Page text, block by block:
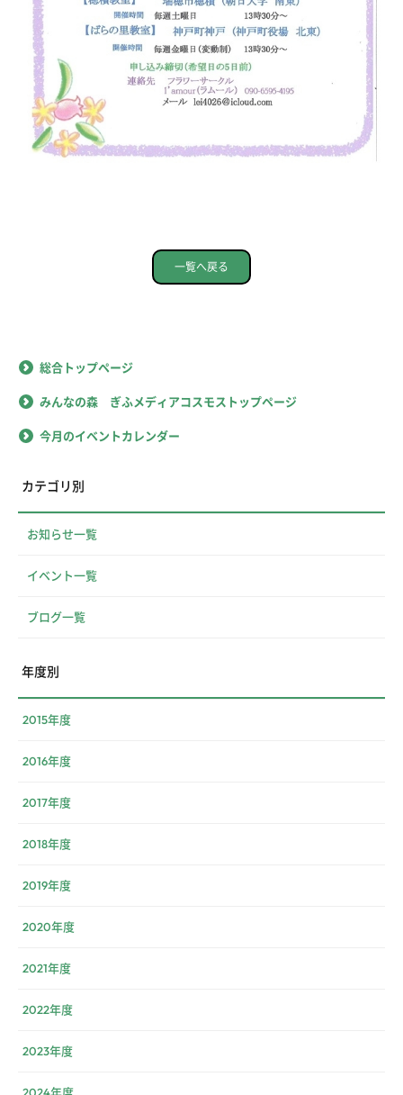
一覧へ戻る
総合トップページ
みんなの森 ぎふメディアコスモストップページ
今月のイベントカレンダー
カテゴリ別
お知らせ一覧
イベント一覧
ブログ一覧
年度別
2015年度
2016年度
2017年度
2018年度
2019年度
2020年度
2021年度
2022年度
2023年度